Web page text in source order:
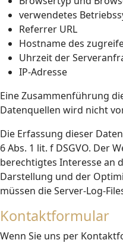
verwendetes
Referrer URL
Hostname des
Uhrzeit der
IP-Adresse
Eine Zusammenführung
Datenquellen wird nicht
Die Erfassung dieser
6 Abs. 1 lit. f DSGVO. Der
berechtigtes Interesse an
Darstellung und der
müssen die Server-Log-
Kontaktformular
Wenn Sie uns per